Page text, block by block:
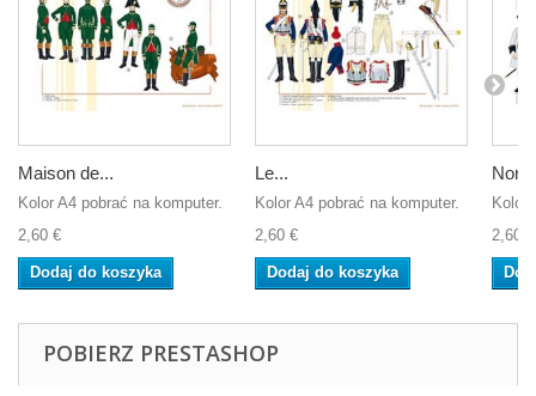
Maison de...
Kolor A4 pobrać na komputer.
2,60 €
Dodaj do koszyka
Le...
Kolor A4 pobrać na komputer.
2,60 €
Dodaj do koszyka
Kolor
2,60 €
POBIERZ PRESTASHOP